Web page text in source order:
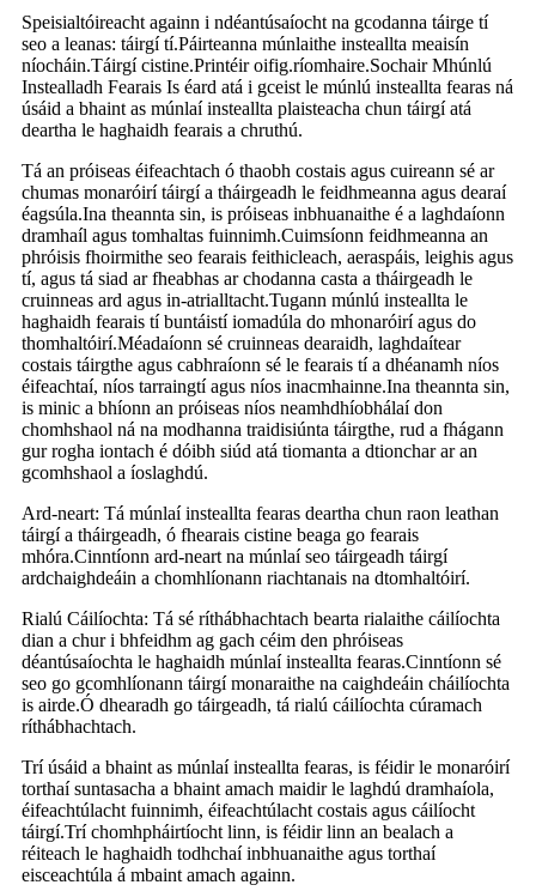
Speisialtóireacht againn i ndéantúsaíocht na gcodanna táirge tí
seo a leanas: táirgí tí.Páirteanna múnlaithe insteallta meaisín
níocháin.Táirgí cistine.Printéir oifig.ríomhaire.Sochair Mhúnlú
Instealladh Fearais Is éard atá i gceist le múnlú insteallta fearas ná
úsáid a bhaint as múnlaí insteallta plaisteacha chun táirgí atá
deartha le haghaidh fearais a chruthú.
Tá an próiseas éifeachtach ó thaobh costais agus cuireann sé ar
chumas monaróirí táirgí a tháirgeadh le feidhmeanna agus dearaí
éagsúla.Ina theannta sin, is próiseas inbhuanaithe é a laghdaíonn
dramhaíl agus tomhaltas fuinnimh.Cuimsíonn feidhmeanna an
phróisis fhoirmithe seo fearais feithicleach, aeraspáis, leighis agus
tí, agus tá siad ar fheabhas ar chodanna casta a tháirgeadh le
cruinneas ard agus in-atrialltacht.Tugann múnlú insteallta le
haghaidh fearais tí buntáistí iomadúla do mhonaróirí agus do
thomhaltóirí.Méadaíonn sé cruinneas dearaidh, laghdaítear
costais táirgthe agus cabhraíonn sé le fearais tí a dhéanamh níos
éifeachtaí, níos tarraingtí agus níos inacmhainne.Ina theannta sin,
is minic a bhíonn an próiseas níos neamhdhíobhálaí don
chomhshaol ná na modhanna traidisiúnta táirgthe, rud a fhágann
gur rogha iontach é dóibh siúd atá tiomanta a dtionchar ar an
gcomhshaol a íoslaghdú.
Ard-neart: Tá múnlaí insteallta fearas deartha chun raon leathan
táirgí a tháirgeadh, ó fhearais cistine beaga go fearais
mhóra.Cinntíonn ard-neart na múnlaí seo táirgeadh táirgí
ardchaighdeáin a chomhlíonann riachtanais na dtomhaltóirí.
Rialú Cáilíochta: Tá sé ríthábhachtach bearta rialaithe cáilíochta
dian a chur i bhfeidhm ag gach céim den phróiseas
déantúsaíochta le haghaidh múnlaí insteallta fearas.Cinntíonn sé
seo go gcomhlíonann táirgí monaraithe na caighdeáin cháilíochta
is airde.Ó dhearadh go táirgeadh, tá rialú cáilíochta cúramach
ríthábhachtach.
Trí úsáid a bhaint as múnlaí insteallta fearas, is féidir le monaróirí
torthaí suntasacha a bhaint amach maidir le laghdú dramhaíola,
éifeachtúlacht fuinnimh, éifeachtúlacht costais agus cáilíocht
táirgí.Trí chomhpháirtíocht linn, is féidir linn an bealach a
réiteach le haghaidh todhchaí inbhuanaithe agus torthaí
eisceachtúla á mbaint amach againn.